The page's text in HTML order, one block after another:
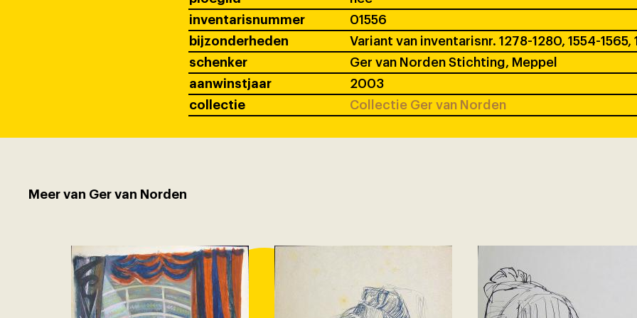
inventarisnummer
01556
bijzonderheden
Variant van inventarisnr. 1278-1280, 1554-1565,
schenker
Ger van Norden Stichting, Meppel
aanwinstjaar
2003
collectie
Collectie Ger van Norden
Meer van Ger van Norden